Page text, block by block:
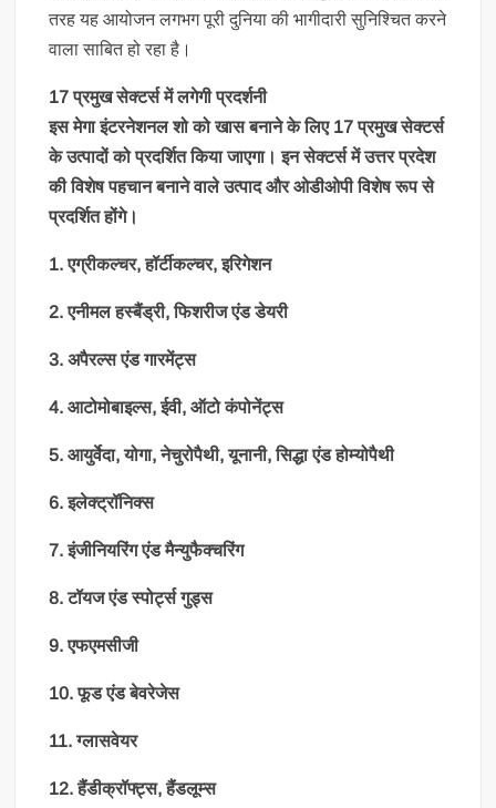
तरह यह आयोजन लगभग पूरी दुनिया की भागीदारी सुनिश्चित करने
वाला साबित हो रहा है।
17 प्रमुख सेक्टर्स में लगेगी प्रदर्शनी
इस मेगा इंटरनेशनल शो को खास बनाने के लिए 17 प्रमुख सेक्टर्स
के उत्पादों को प्रदर्शित किया जाएगा। इन सेक्टर्स में उत्तर प्रदेश
की विशेष पहचान बनाने वाले उत्पाद और ओडीओपी विशेष रूप से
प्रदर्शित होंगे।
1. एग्रीकल्चर, हॉर्टीकल्चर, इरिगेशन
2. एनीमल हस्बैंड्री, फिशरीज एंड डेयरी
3. अपैरल्स एंड गारमेंट्स
4. आटोमोबाइल्स, ईवी, ऑटो कंपोनेंट्स
5. आयुर्वेदा, योगा, नेचुरोपैथी, यूनानी, सिद्धा एंड होम्योपैथी
6. इलेक्ट्रॉनिक्स
7. इंजीनियरिंग एंड मैन्युफैक्चरिंग
8. टॉयज एंड स्पोर्ट्स गुड्स
9. एफएमसीजी
10. फूड एंड बेवरेजेस
11. ग्लासवेयर
12. हैंडीक्रॉफ्ट्स, हैंडलूम्स